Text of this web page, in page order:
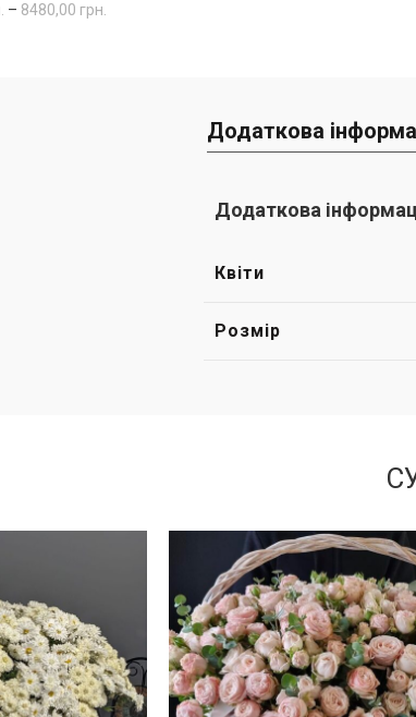
– 8480,00 грн.
Додаткова
Додаткова
Квіти
Розмір